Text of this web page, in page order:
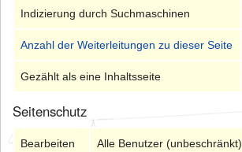
Indizierung durch Suchmaschinen
Anzahl der Weiterleitungen zu dieser Seite
Gezählt als eine Inhaltsseite
Seitenschutz
Bearbeiten Alle Benutzer (unbeschränkt)